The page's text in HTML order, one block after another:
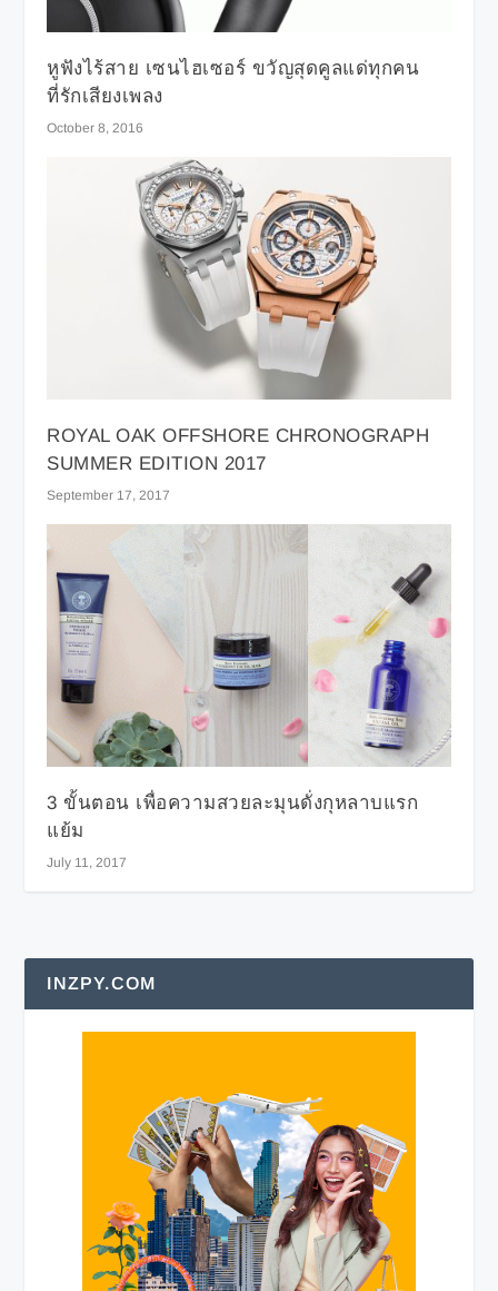
หูฟังไร้สาย เซนไฮเซอร์ ขวัญสุดคูลแด่ทุกคน
ที่รักเสียงเพลง
October 8, 2016
ROYAL OAK OFFSHORE CHRONOGRAPH
SUMMER EDITION 2017
September 17, 2017
3 ขั้นตอน เพื่อความสวยละมุนดั่งกุหลาบแรก
แย้ม
July 11, 2017
INZPY.COM